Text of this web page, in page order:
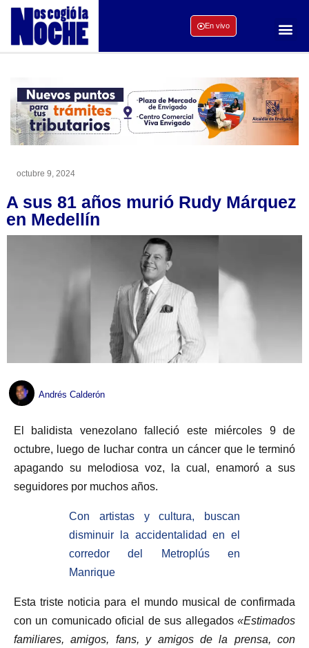
En vivo
octubre 9, 2024
A sus 81 años murió Rudy Márquez
en Medellín
Andrés Calderón
El balidista venezolano falleció este miércoles 9 de
octubre, luego de luchar contra un cáncer que le terminó
apagando su melodiosa voz, la cual, enamoró a sus
seguidores por muchos años.
Con artistas y cultura, buscan
disminuir la accidentalidad en el
corredor del Metroplús en
Manrique
Esta triste noticia para el mundo musical de confirmada
con un comunicado oficial de sus allegados «Estimados
familiares, amigos, fans, y amigos de la prensa, con